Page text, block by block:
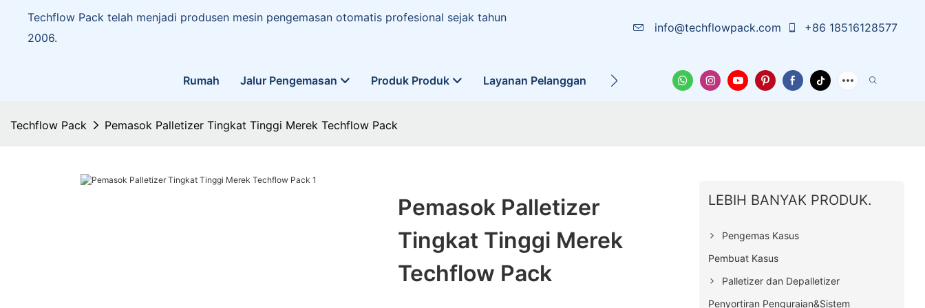
Techflow Pack telah menjadi produsen mesin pengemasan otomatis profesional sejak tahun
2006.
info@techflowpack.com +86 18516128577
Rumah Jalur Pengemasan Produk Produk Layanan Pelanggan Larutan Tentang Kami Wadah Pelindung
Techflow Pack Pemasok Palletizer Tingkat Tinggi Merek Techflow Pack
Pemasok Palletizer
Tingkat Tinggi Merek
Techflow Pack
LEBIH BANYAK PRODUK.
Pengemas Kasus
Pembuat Kasus
Palletizer dan Depalletizer
Penyortiran Penguraian&Sistem